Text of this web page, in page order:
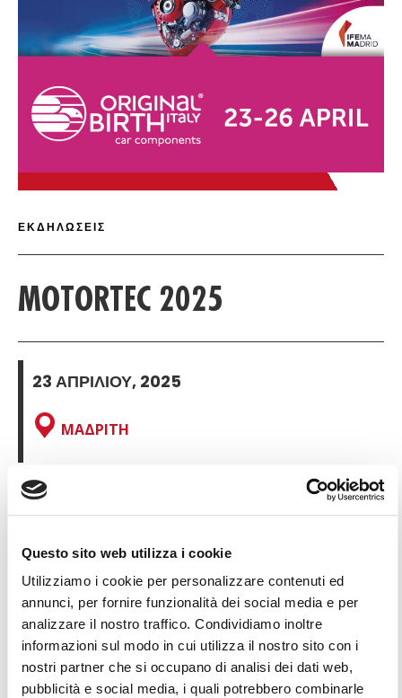
Questo sito web utilizza i cookie
Utilizziamo i cookie per personalizzare contenuti ed
annunci, per fornire funzionalità dei social media e per
analizzare il nostro traffico. Condividiamo inoltre
informazioni sul modo in cui utilizza il nostro sito con i
nostri partner che si occupano di analisi dei dati web,
pubblicità e social media, i quali potrebbero combinarle
ΛΕΠΤΟΜΈΡΕΙΕΣ
ΕΚΔΗΛΏΣΕΙΣ
MOTORTEC 2025
23 ΑΠΡΙΛΊΟΥ, 2025
ΜΑΔΡΊΤΗ
Είμαστε παρόντες στην Motortec 2025, 23-26
Χώρος Εκδήλωσης